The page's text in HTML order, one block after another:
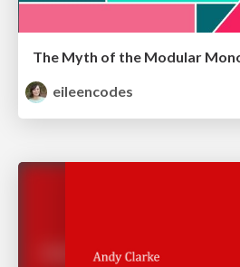
eileencodes